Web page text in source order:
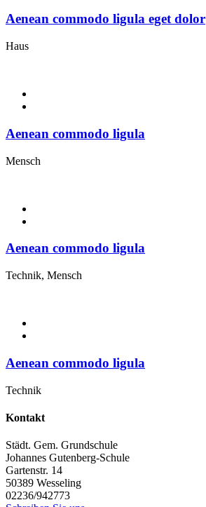
Aenean commodo ligula eget dolor
Haus
Aenean commodo ligula
Mensch
Aenean commodo ligula
Technik, Mensch
Aenean commodo ligula
Technik
Kontakt
Städt. Gem. Grundschule
Johannes Gutenberg-Schule
Gartenstr. 14
50389 Wesseling
02236/942773